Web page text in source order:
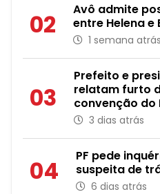
02
Avô admite
entre Helena e
1 semana atrás
03
Prefeito e
relatam furto
convenção do
3 dias atrás
04
PF pede
suspeita de
6 dias atrás